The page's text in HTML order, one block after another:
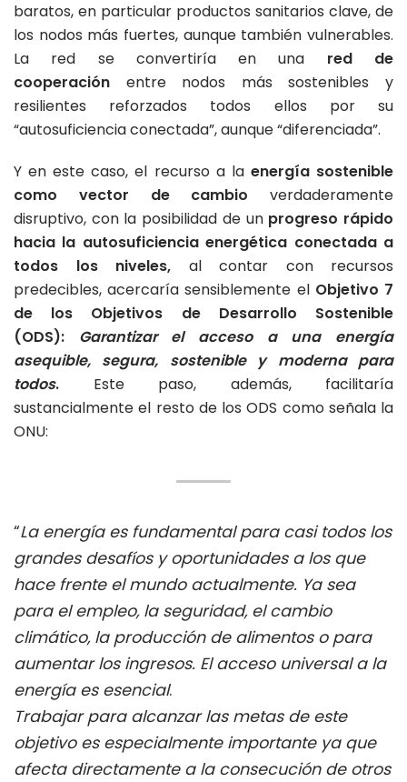
baratos, en particular productos sanitarios clave, de
los nodos más fuertes, aunque también vulnerables.
La red se convertiría en una red de
cooperación entre nodos más sostenibles y
resilientes reforzados todos ellos por su
“autosuficiencia conectada”, aunque “diferenciada”.
Y en este caso, el recurso a la energía sostenible
como vector de cambio verdaderamente
disruptivo, con la posibilidad de un progreso rápido
hacia la autosuficiencia energética conectada a
todos los niveles, al contar con recursos
predecibles, acercaría sensiblemente el Objetivo 7
de los Objetivos de Desarrollo Sostenible
(ODS): Garantizar el acceso a una energía
asequible, segura, sostenible y moderna para
todos. Este paso, además, facilitaría
sustancialmente el resto de los ODS como señala la
ONU:
“La energía es fundamental para casi todos los
grandes desafíos y oportunidades a los que
hace frente el mundo actualmente. Ya sea
para el empleo, la seguridad, el cambio
climático, la producción de alimentos o para
aumentar los ingresos. El acceso universal a la
energía es esencial.
Trabajar para alcanzar las metas de este
objetivo es especialmente importante ya que
afecta directamente a la consecución de otros